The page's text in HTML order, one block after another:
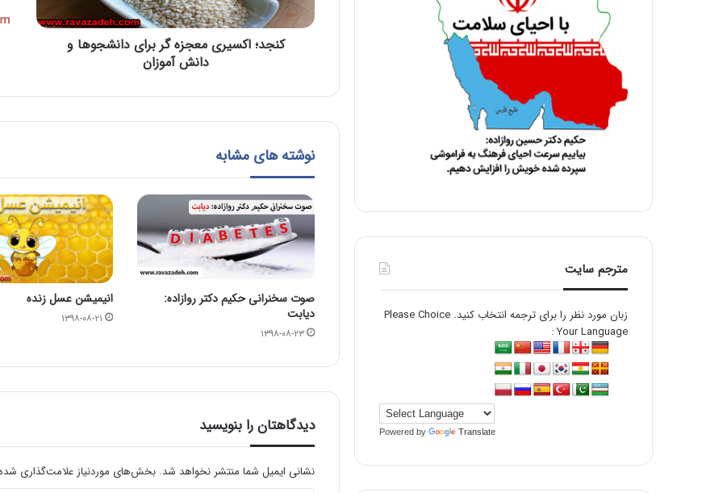
کنجد؛ اکسیری معجزه گر برای دانشجوها و
دانش آموزان
نوشته های مشابه
صوت سخنرانی حکیم دکتر روازاده:
دیابت
۱۳۹۸-۰۸-۲۳
انیمیشن عسل زنده
۱۳۹۸-۰۸-۲۱
دیدگاهتان را بنویسید
نشانی ایمیل شما منتشر نخواهد شد. بخش‌های موردنیاز علامت‌گذاری
مترجم سایت
زبان مورد نظر را برای ترجمه انتخاب کنید. Please Choice
Your Language :
Powered by Translate